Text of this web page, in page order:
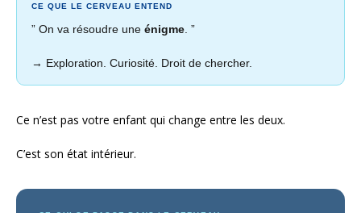
CE QUE LE CERVEAU ENTEND
” On va résoudre une énigme . ”
→ Exploration. Curiosité. Droit de chercher.
Ce n’est pas votre enfant qui change entre les deux.
C’est son état intérieur.